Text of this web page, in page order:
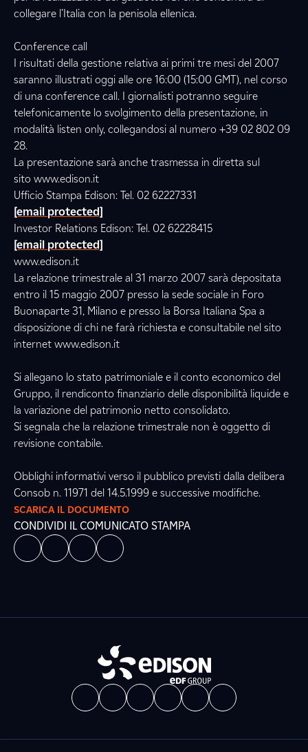
collegare l’Italia con la penisola ellenica.
Conference call
I risultati della gestione relativa ai primi tre mesi del 2007
saranno illustrati oggi alle ore 16:00 (15:00 GMT), nel corso
di una conference call. I giornalisti potranno seguire
telefonicamente lo svolgimento della presentazione, in
modalità listen only, collegandosi al numero +39 02 802 09
28.
La presentazione sarà anche trasmessa in diretta sul
sito www.edison.it
Ufficio Stampa Edison: Tel. 02 62227331
[email protected]
Investor Relations Edison: Tel. 02 62228415
[email protected]
www.edison.it
La relazione trimestrale al 31 marzo 2007 sarà depositata
entro il 15 maggio 2007 presso la sede sociale in Foro
Buonaparte 31, Milano e presso la Borsa Italiana Spa a
disposizione di chi ne farà richiesta e consultabile nel sito
internet www.edison.it
Si allegano lo stato patrimoniale e il conto economico del
Gruppo, il rendiconto finanziario delle disponibilità liquide e
la variazione del patrimonio netto consolidato.
Si segnala che la relazione trimestrale non è oggetto di
revisione contabile.
Obblighi informativi verso il pubblico previsti dalla delibera
Consob n. 11971 del 14.5.1999 e successive modifiche.
SCARICA IL DOCUMENTO
CONDIVIDI IL COMUNICATO STAMPA